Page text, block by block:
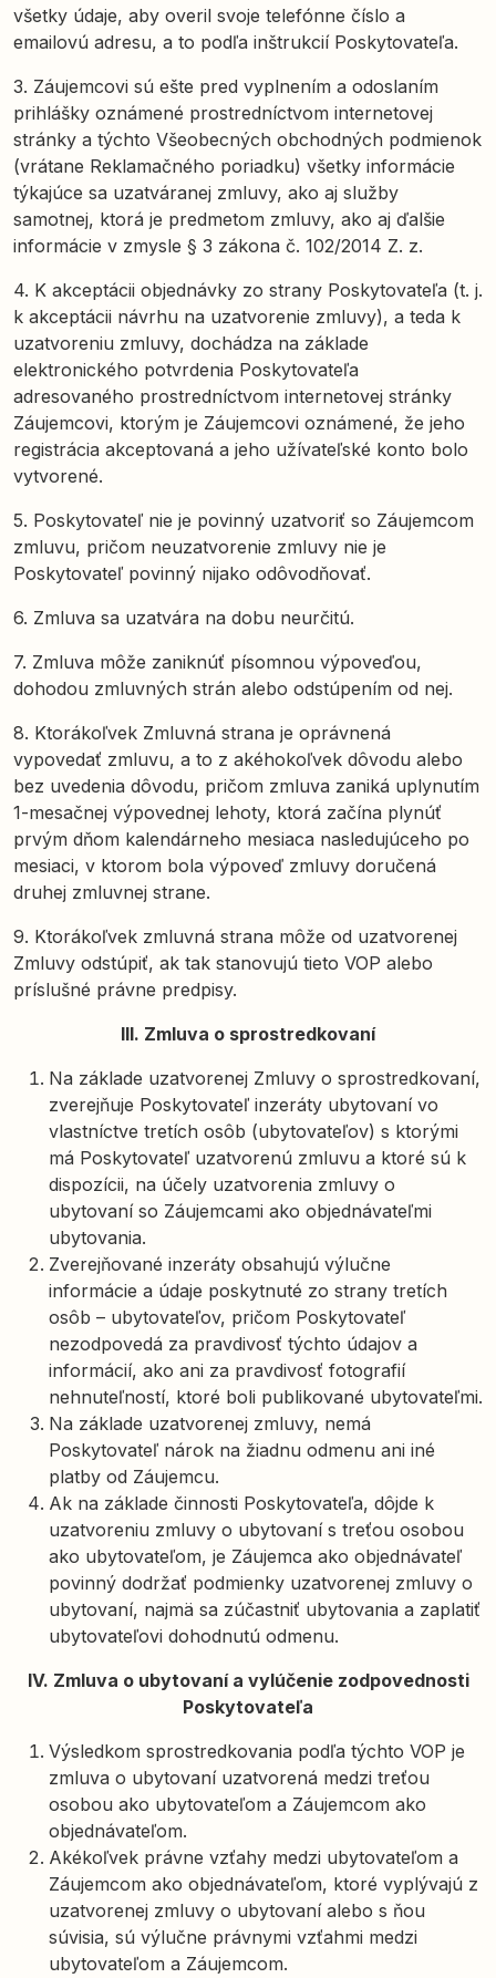
všetky údaje, aby overil svoje telefónne číslo a
emailovú adresu, a to podľa inštrukcií Poskytovateľa.
3. Záujemcovi sú ešte pred vyplnením a odoslaním
prihlášky oznámené prostredníctvom internetovej
stránky a týchto Všeobecných obchodných podmienok
(vrátane Reklamačného poriadku) všetky informácie
týkajúce sa uzatváranej zmluvy, ako aj služby
samotnej, ktorá je predmetom zmluvy, ako aj ďalšie
informácie v zmysle § 3 zákona č. 102/2014 Z. z.
4. K akceptácii objednávky zo strany Poskytovateľa (t. j.
k akceptácii návrhu na uzatvorenie zmluvy), a teda k
uzatvoreniu zmluvy, dochádza na základe
elektronického potvrdenia Poskytovateľa
adresovaného prostredníctvom internetovej stránky
Záujemcovi, ktorým je Záujemcovi oznámené, že jeho
registrácia akceptovaná a jeho užívateľské konto bolo
vytvorené.
5. Poskytovateľ nie je povinný uzatvoriť so Záujemcom
zmluvu, pričom neuzatvorenie zmluvy nie je
Poskytovateľ povinný nijako odôvodňovať.
6. Zmluva sa uzatvára na dobu neurčitú.
7. Zmluva môže zaniknúť písomnou výpoveďou,
dohodou zmluvných strán alebo odstúpením od nej.
8. Ktorákoľvek Zmluvná strana je oprávnená
vypovedať zmluvu, a to z akéhokoľvek dôvodu alebo
bez uvedenia dôvodu, pričom zmluva zaniká uplynutím
1-mesačnej výpovednej lehoty, ktorá začína plynúť
prvým dňom kalendárneho mesiaca nasledujúceho po
mesiaci, v ktorom bola výpoveď zmluvy doručená
druhej zmluvnej strane.
9. Ktorákoľvek zmluvná strana môže od uzatvorenej
Zmluvy odstúpiť, ak tak stanovujú tieto VOP alebo
príslušné právne predpisy.
III. Zmluva o sprostredkovaní
Na základe uzatvorenej Zmluvy o sprostredkovaní,
zverejňuje Poskytovateľ inzeráty ubytovaní vo
vlastníctve tretích osôb (ubytovateľov) s ktorými
má Poskytovateľ uzatvorenú zmluvu a ktoré sú k
dispozícii, na účely uzatvorenia zmluvy o
ubytovaní so Záujemcami ako objednávateľmi
ubytovania.
Zverejňované inzeráty obsahujú výlučne
informácie a údaje poskytnuté zo strany tretích
osôb – ubytovateľov, pričom Poskytovateľ
nezodpovedá za pravdivosť týchto údajov a
informácií, ako ani za pravdivosť fotografií
nehnuteľností, ktoré boli publikované ubytovateľmi.
Na základe uzatvorenej zmluvy, nemá
Poskytovateľ nárok na žiadnu odmenu ani iné
platby od Záujemcu.
Ak na základe činnosti Poskytovateľa, dôjde k
uzatvoreniu zmluvy o ubytovaní s treťou osobou
ako ubytovateľom, je Záujemca ako objednávateľ
povinný dodržať podmienky uzatvorenej zmluvy o
ubytovaní, najmä sa zúčastniť ubytovania a zaplatiť
ubytovateľovi dohodnutú odmenu.
IV. Zmluva o ubytovaní a vylúčenie zodpovednosti
Poskytovateľa
Výsledkom sprostredkovania podľa týchto VOP je
zmluva o ubytovaní uzatvorená medzi treťou
osobou ako ubytovateľom a Záujemcom ako
objednávateľom.
Akékoľvek právne vzťahy medzi ubytovateľom a
Záujemcom ako objednávateľom, ktoré vyplývajú z
uzatvorenej zmluvy o ubytovaní alebo s ňou
súvisia, sú výlučne právnymi vzťahmi medzi
ubytovateľom a Záujemcom.